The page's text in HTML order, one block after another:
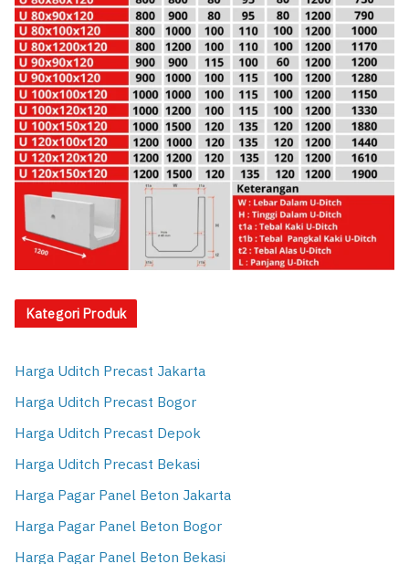
Kategori Produk
Harga Uditch Precast Jakarta
Harga Uditch Precast Bogor
Harga Uditch Precast Depok
Harga Uditch Precast Bekasi
Harga Pagar Panel Beton Jakarta
Harga Pagar Panel Beton Bogor
Harga Pagar Panel Beton Bekasi